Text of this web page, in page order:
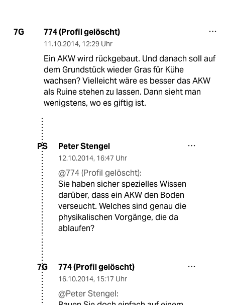
7G 774 (Profil gelöscht)
11.10.2014, 12:29 Uhr
Ein AKW wird rückgebaut. Und danach soll auf
dem Grundstück wieder Gras für Kühe
wachsen? Vielleicht wäre es besser das AKW
als Ruine stehen zu lassen. Dann sieht man
wenigstens, wo es giftig ist.
PS Peter Stengel
12.10.2014, 16:47 Uhr
@774 (Profil gelöscht):
Sie haben sicher spezielles Wissen
darüber, dass ein AKW den Boden
verseucht. Welches sind genau die
physikalischen Vorgänge, die da
ablaufen?
7G 774 (Profil gelöscht)
16.10.2014, 15:17 Uhr
@Peter Stengel: